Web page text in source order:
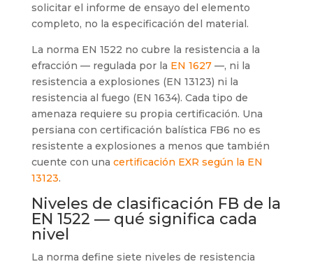
solicitar el informe de ensayo del elemento
completo, no la especificación del material.
La norma EN 1522 no cubre la resistencia a la
efracción — regulada por la EN 1627—, ni la
resistencia a explosiones (EN 13123) ni la
resistencia al fuego (EN 1634). Cada tipo de
amenaza requiere su propia certificación. Una
persiana con certificación balística FB6 no es
resistente a explosiones a menos que también
cuente con una certificación EXR según la EN
13123.
Niveles de clasificación FB de la
EN 1522 — qué significa cada
nivel
La norma define siete niveles de resistencia